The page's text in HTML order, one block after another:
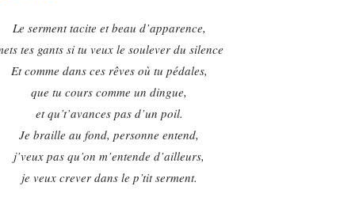
Le serment tacite et beau d’apparence,
tes gants si tu veux le soulever du silence
Et comme dans ces rêves où tu pédales,
que tu cours comme un dingue,
et qu’t’avances pas d’un poil.
Je braille au fond, personne entend,
j’veux pas qu’on m’entende d’ailleurs,
je veux crever dans le p’tit serment.